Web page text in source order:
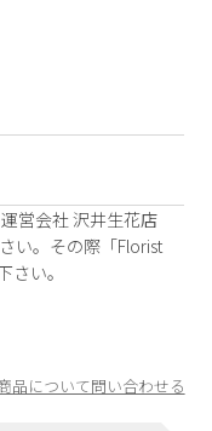
営会社 沢井生花店
い。その際「Florist
い。
品について問い合わせる